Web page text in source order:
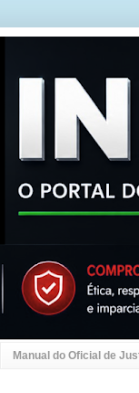
Manual do Oficial de